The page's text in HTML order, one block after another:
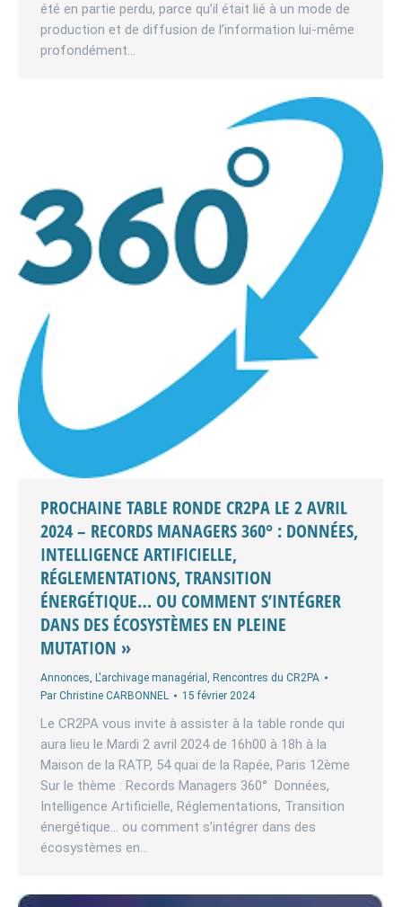
été en partie perdu, parce qu’il était lié à un mode de
production et de diffusion de l’information lui-même
profondément…
PROCHAINE TABLE RONDE CR2PA LE 2 AVRIL
2024 – RECORDS MANAGERS 360° : DONNÉES,
INTELLIGENCE ARTIFICIELLE,
RÉGLEMENTATIONS, TRANSITION
ÉNERGÉTIQUE… OU COMMENT S’INTÉGRER
DANS DES ÉCOSYSTÈMES EN PLEINE
MUTATION »
Annonces L'archivage managérial
Rencontres du CR2PA
Par Christine CARBONNEL 15 février 2024
Le CR2PA vous invite à assister à la table ronde qui
aura lieu le Mardi 2 avril 2024 de 16h00 à 18h à la
Maison de la RATP, 54 quai de la Rapée, Paris 12ème
Sur le thème : Records Managers 360° Données,
Intelligence Artificielle, Réglementations, Transition
énergétique… ou comment s’intégrer dans des
écosystèmes en…